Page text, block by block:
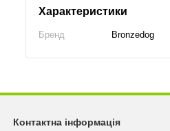
Характеристики
Бренд Bronzedog
Контактна інформація